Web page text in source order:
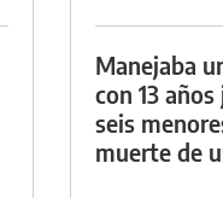
Manejaba
con 13
seis
muerte de